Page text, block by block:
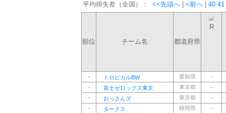
平均得失差（全国）： <<先頭へ <前へ 40 41
順位 チーム名 都道府県
R
－ トロピカルBW 愛知県
－
－
富士ゼロックス東京 東京都
－
－
おっさんズ 東京都
－
－
タークス 静岡県
－